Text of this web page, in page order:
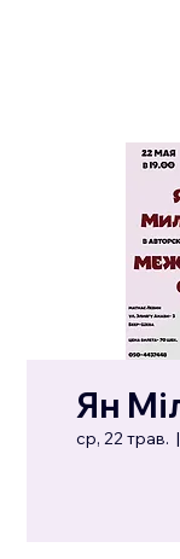
Ян
ср, 22 трав.
  |